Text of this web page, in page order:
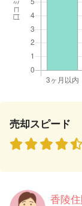
売却スピード
香陵